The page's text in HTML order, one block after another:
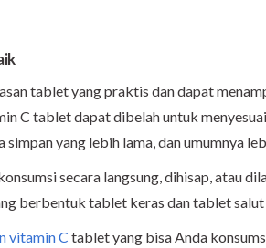
tablet yang praktis dan dapat
C tablet dapat dibelah untuk
yang lebih lama, dan umumnya
secara langsung, dihisap, atau
berbentuk tablet keras dan tablet
vitamin C tablet yang bisa Anda